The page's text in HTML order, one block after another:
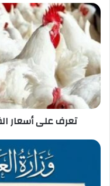
تعرف
على
أسعار
الفراخ
في
السوق..
اليوم
الأربعاء
تعرف على أسعار
وزارة